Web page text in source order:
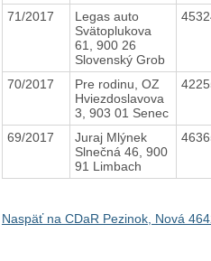
71/2017
Legas auto
Svätoplukova
61, 900 26
Slovenský Grob
70/2017
Pre rodinu, OZ
Hviezdoslavova
3, 903 01 Senec
69/2017
Juraj Mlýnek
Slnečná 46, 900
91 Limbach
Naspäť na CDaR Pezinok, Nová